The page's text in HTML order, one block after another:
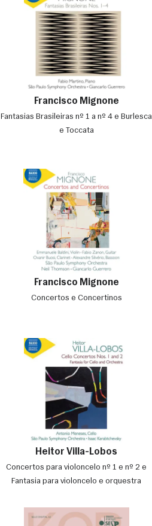
Francisco Mignone
Fantasias Brasileiras nº 1 a nº 4 e Burlesca
e Toccata
Francisco Mignone
Concertos e Concertinos
Heitor Villa-Lobos
Concertos para violoncelo nº 1 e nº 2 e
Fantasia para violoncelo e orquestra